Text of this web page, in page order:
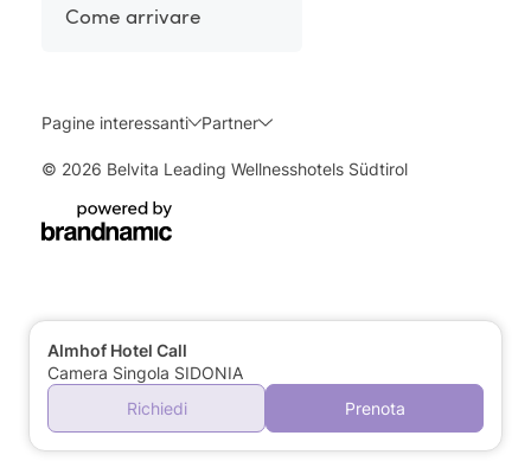
Almhof Hotel Call
Camera Singola SIDONIA
Richiedi
Prenota
Come arrivare
Pagine interessanti Partner
© 2026 Belvita Leading Wellnesshotels Südtirol